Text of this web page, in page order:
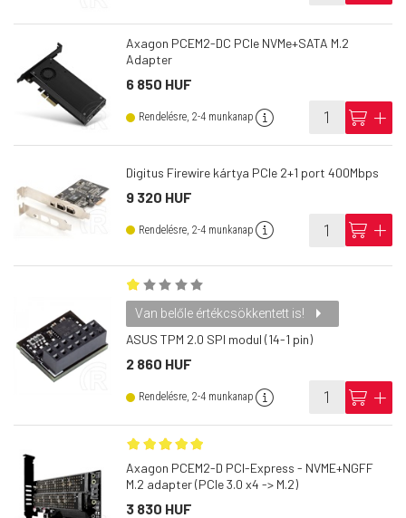
Axagon PCEM2-DC PCIe NVMe+SATA M.2
Adapter
6 850 HUF
Rendelésre, 2-4 munkanap info cart add
Digitus Firewire kártya PCIe 2+1 port 400Mbps
9 320 HUF
Rendelésre, 2-4 munkanap info cart add
Van belőle értékcsökkentett is!
ASUS TPM 2.0 SPI modul (14-1 pin)
2 860 HUF
Rendelésre, 2-4 munkanap info cart add
Axagon PCEM2-D PCI-Express - NVME+NGFF
M.2 adapter (PCIe 3.0 x4 -> M.2)
3 830 HUF